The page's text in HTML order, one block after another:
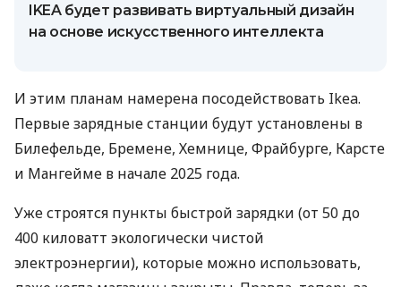
IKEA будет развивать виртуальный дизайн
на основе искусственного интеллекта
И этим планам намерена посодействовать Ikea.
Первые зарядные станции будут установлены в
Билефельде, Бремене, Хемнице, Фрайбурге, Карсте
и Мангейме в начале 2025 года.
Уже строятся пункты быстрой зарядки (от 50 до
400 киловатт экологически чистой
электроэнергии), которые можно использовать,